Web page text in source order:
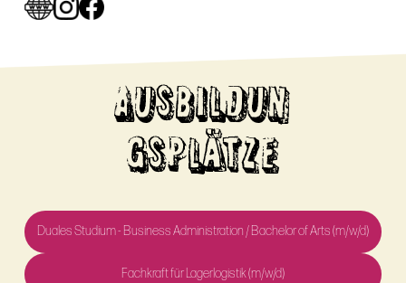
AUSBILDUN
GSPLÄTZE
Duales Studium - Business Administration / Bachelor of Arts (m/w/d)
Fachkraft für Lagerlogistik (m/w/d)